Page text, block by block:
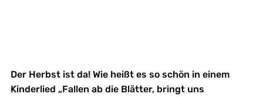
Der Herbst ist da! Wie heißt es so schön in einem
Kinderlied „Fallen ab die Blätter, bringt uns